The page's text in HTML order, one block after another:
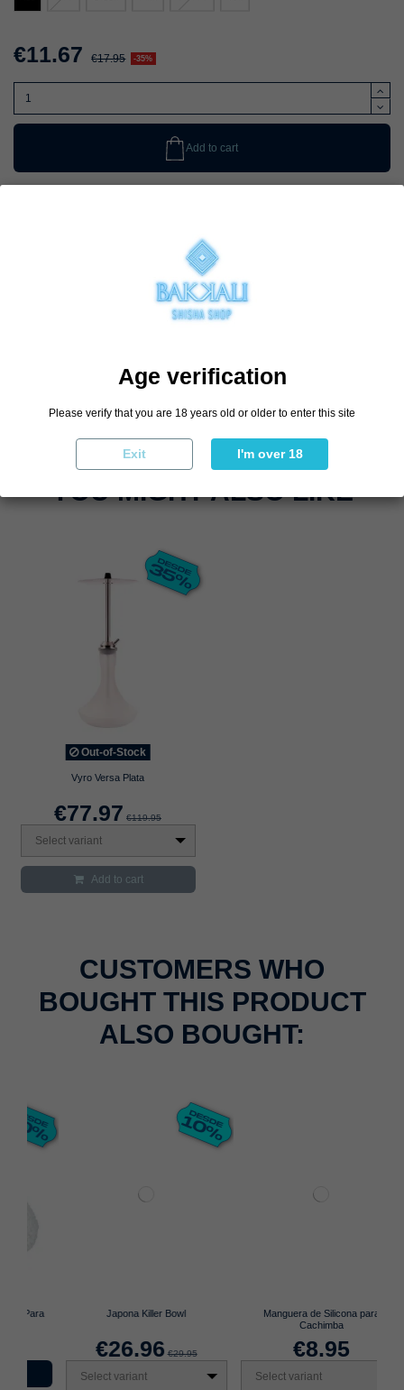
€11.67 €17.95 -35%
Add to cart
DESCRIPTION
REVIEWS(0)
YOU MIGHT ALSO LIKE
Out-of-Stock
Vyro Versa Plata
€77.97 €119.95
Select variant
Add to cart
CUSTOMERS WHO
BOUGHT THIS PRODUCT
ALSO BOUGHT:
Japona Killer Bowl
€26.96 €29.95
Select variant
Manguera de Silicona para
Cachimba
€8.95
Select variant
Age verification
Please verify that you are 18 years old or older to enter this site
Exit I'm over 18